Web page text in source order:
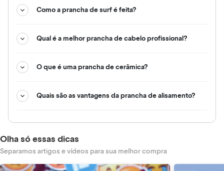
Como a prancha de surf é feita?
Qual é a melhor prancha de cabelo profissional?
O que é uma prancha de cerâmica?
Quais são as vantagens da prancha de alisamento?
Olha só essas dicas
Separamos artigos e vídeos para sua melhor compra